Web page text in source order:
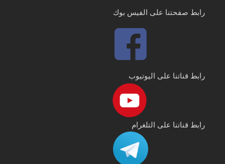
رابط صفحتنا على الفيس بوك
رابط قناتنا على اليوتيوب
رابط قناتنا على التلغرام